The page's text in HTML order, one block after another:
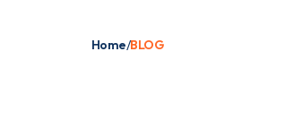
Home/BLOG